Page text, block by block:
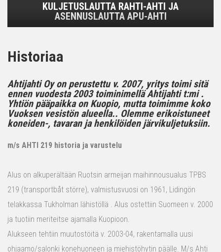
KULJETUSLAUTTA RAHTI-AHTI JA
ASENNUSLAUTTA APU-AHTI
Historiaa
Ahtijahti Oy on perustettu v. 2007, yritys toimi sitä
ennen vuodesta 2003 toiminimellä Ahtijahti t:mi .
Yhtiön pääpaikka on Kuopio, mutta toimimme koko
Vuoksen vesistön alueella.. Olemme erikoistuneet
koneiden-, tavaran ja henkilöiden järvikuljetuksiin.
m/s AHTI 219 historia ja varustelu
Alus on alkuperältään Ruotsin armeijan maihinnousualus TPBS
219 (transportbåt större), valmistusvuosi on 1961, Lidingön
telakkassa Tukholman lähistöllä . Alus ostettiin Suomeen v. 2000
ja tuotiin meriteitse ajamalla Kuopioon.
Alukseen tehtiin muutostöitä v. 2003-04, rakentamalla uusi
ohjaamo/salonki konehuoneen ja miehistöhytin päälle. M/s Ahti